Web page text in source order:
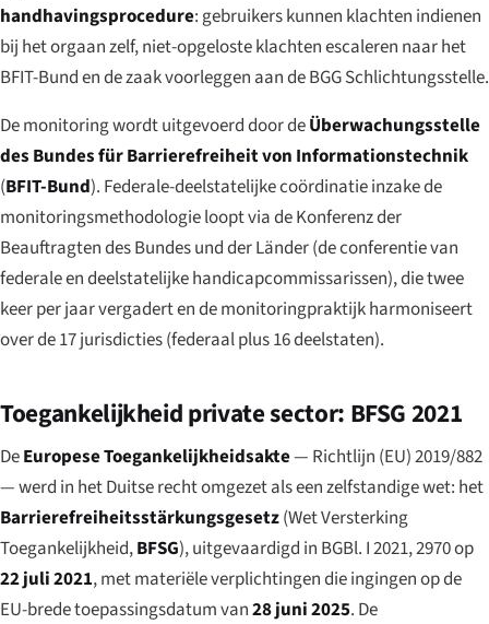
handhavingsprocedure: gebruikers kunnen klachten indienen
bij het orgaan zelf, niet-opgeloste klachten escaleren naar het
BFIT-Bund en de zaak voorleggen aan de BGG Schlichtungsstelle.
De monitoring wordt uitgevoerd door deÜberwachungsstelle
des Bundes für Barrierefreiheit von Informationstechnik
(BFIT-Bund). Federale-deelstatelijke coördinatie inzake de
monitoringsmethodologie loopt via deKonferenz der
Beauftragten des Bundes und der Länder(de conferentie van
federale en deelstatelijke handicapcommissarissen), die twee
keer per jaar vergadert en de monitoringpraktijk harmoniseert
over de 17 jurisdicties (federaal plus 16 deelstaten).
Toegankelijkheid private sector: BFSG 2021
DeEuropese Toegankelijkheidsakte— Richtlijn (EU) 2019/882
— werd in het Duitse recht omgezet als een zelfstandige wet: het
Barrierefreiheitsstärkungsgesetz(Wet Versterking
Toegankelijkheid,BFSG), uitgevaardigd in BGBl. I 2021, 2970 op
22 juli 2021, met materiële verplichtingen die ingingen op de
EU-brede toepassingsdatum van28 juni 2025. De